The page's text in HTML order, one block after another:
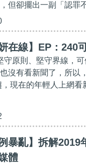
但卻擺出一副「認罪
在線】EP：240
守原則、堅守界線，
沒有看新聞了，所以
現在的年輕人上網看
暴亂】拆解
體